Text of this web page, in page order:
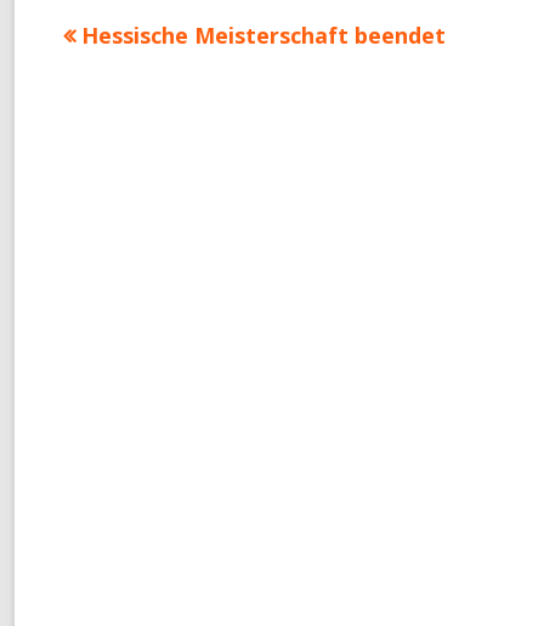
Beitragsnavigation
Vorheriger
Hessische Meisterschaft beendet